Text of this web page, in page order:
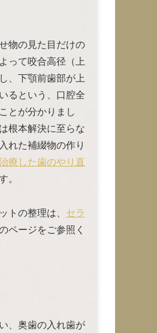
物の見た目だけの
って咬合高径（上
、下顎前歯部が上
るという、口腔全
とが分かりまし
根本解決に至らな
れた補綴物の作り
療した歯のやり直
。
トの整理は、 セラ
ページをご参照く
、奥歯の入れ歯が